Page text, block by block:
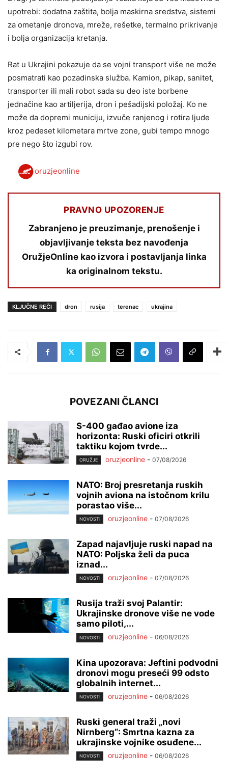
upotrebi: dodatna zaštita, bolja maskirna sredstva, sistemi
za ometanje dronova, mreže, rešetke, termalno prikrivanje
i bolja organizacija kretanja.
Rat u Ukrajini pokazuje da se vojni transport više ne može
posmatrati kao pozadinska služba. Kamion, pikap, sanitet,
transporter ili mali robot sada su deo iste borbene
jednačine kao artiljerija, dron i pešadijski položaj. Ko ne
može da dopremi municiju, izvuče ranjenog i rotira ljude
kroz pedeset kilometara mrtve zone, gubi tempo mnogo
pre nego što izgubi rov.
oruzjeonline
PRAVNO UPOZORENJE
Zabranjeno je preuzimanje, prenošenje i
objavljivanje teksta bez navođenja
OružjeOnline kao izvora i postavljanja linka
ka originalnom tekstu.
KLJUČNE REČI dron rusija terenac ukrajina
POVEZANI ČLANCI
S-400 gađao avione iza
horizonta: Ruski oficiri otkrili
taktiku kojom tvrde...
ORUŽJE oruzjeonline - 07/08/2026
NATO: Broj presretanja ruskih
vojnih aviona na istočnom krilu
porastao više...
NOVOSTI oruzjeonline - 07/08/2026
Zapad najavljuje ruski napad na
NATO: Poljska želi da puca
iznad...
NOVOSTI oruzjeonline - 07/08/2026
Rusija traži svoj Palantir:
Ukrajinske dronove više ne vode
samo piloti,...
NOVOSTI oruzjeonline - 06/08/2026
Kina upozorava: Jeftini podvodni
dronovi mogu preseći 99 odsto
globalnih internet...
NOVOSTI oruzjeonline - 06/08/2026
Ruski general traži „novi
Nirnberg“: Smrtna kazna za
ukrajinske vojnike osuđene...
NOVOSTI oruzjeonline - 06/08/2026